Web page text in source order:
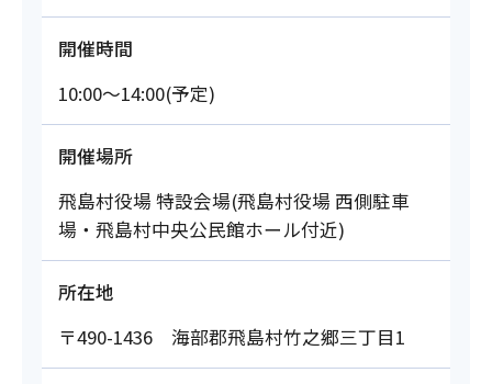
開催時間
10:00～14:00(予定)
開催場所
飛島村役場 特設会場(飛島村役場 西側駐車
場・飛島村中央公民館ホール付近)
所在地
〒490-1436 海部郡飛島村竹之郷三丁目1